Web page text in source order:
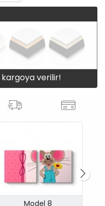
kargoya verilir!
Model 8